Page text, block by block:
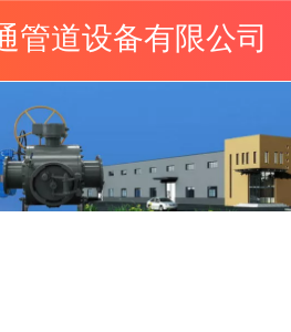
管道设备有限公司